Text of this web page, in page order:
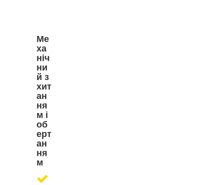
Ме
ха
ніч
ни
й з
хит
ан
ня
м і
об
ерт
ан
ня
м